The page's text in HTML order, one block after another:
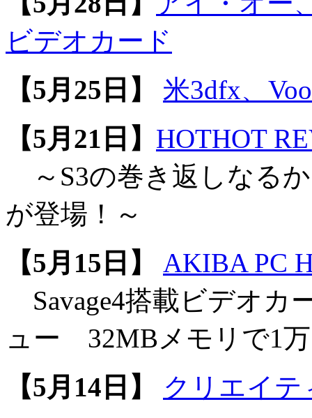
ビデオカード
【5月25日】
米3dfx、
【5月21日】 HOTHOT
～S3の巻き返しなるか
が登場！～
【5月15日】
AKIBA PC
Savage4搭載ビデオカ
ュー 32MBメモリで1
【5月14日】
クリエイテ